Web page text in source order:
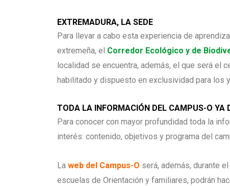
EXTREMADURA, LA SEDE
Para llevar a cabo esta experiencia de
extremeña, el Corredor Ecológico y de
localidad se encuentra, además, el que será el
habilitado y dispuesto en exclusividad para los
TODA LA INFORMACIÓN DEL CAMPUS-O YA
Para conocer con mayor profundidad toda la
interés: contenido, objetivos y programa del
La web del Campus-O será, además, durante
escuelas de Orientación y familiares, podrán